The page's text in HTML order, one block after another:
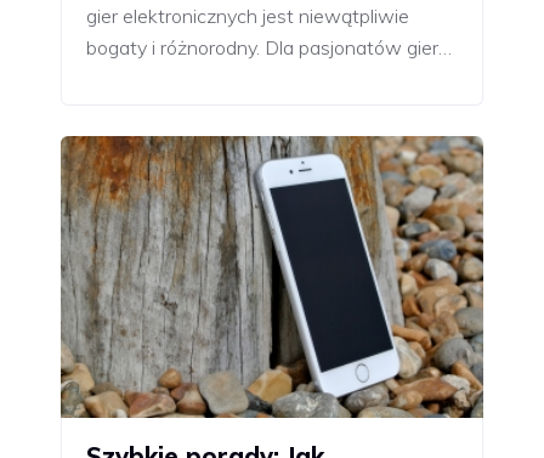
gier elektronicznych jest niewątpliwie
bogaty i różnorodny. Dla pasjonatów gier…